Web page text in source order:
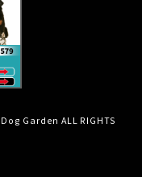
Garden ALL RIGHTS